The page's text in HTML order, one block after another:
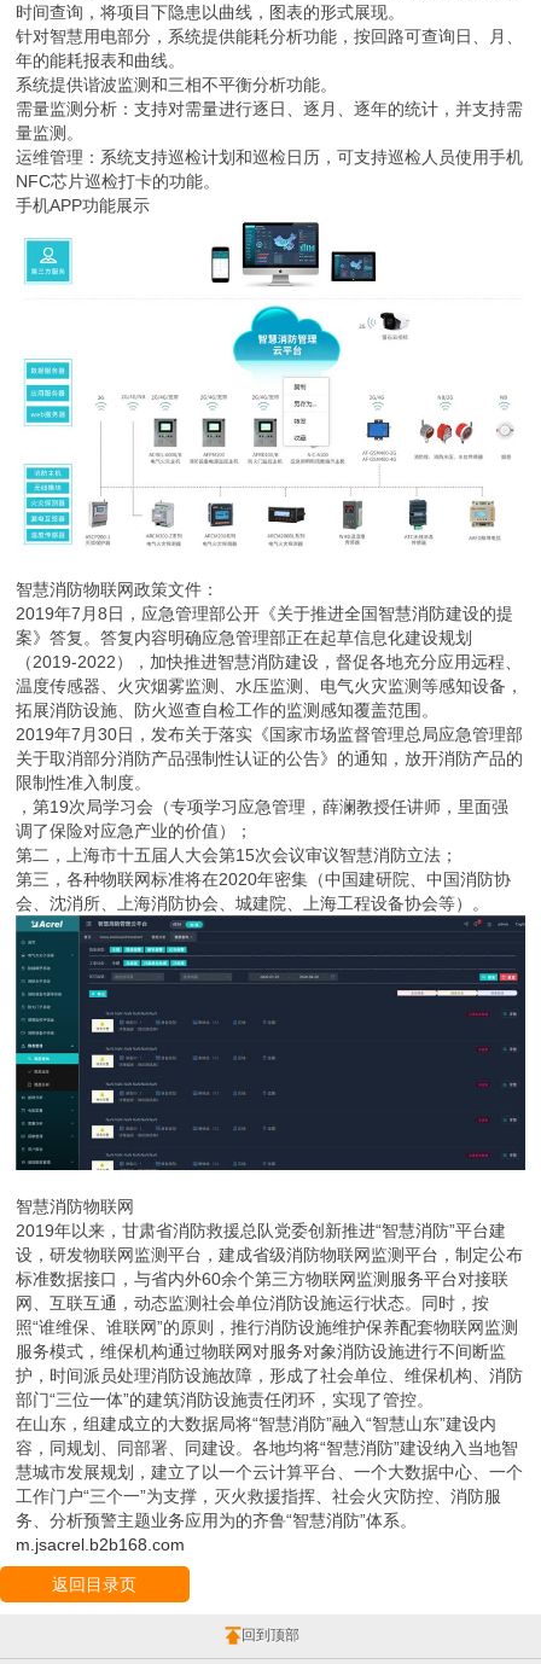
时间查询，将项目下隐患以曲线，图表的形式展现。
针对智慧用电部分，系统提供能耗分析功能，按回路可查询日、月、
年的能耗报表和曲线。
系统提供谐波监测和三相不平衡分析功能。
需量监测分析：支持对需量进行逐日、逐月、逐年的统计，并支持需
量监测。
运维管理：系统支持巡检计划和巡检日历，可支持巡检人员使用手机
NFC芯片巡检打卡的功能。
手机APP功能展示
智慧消防物联网政策文件：
2019年7月8日，应急管理部公开《关于推进全国智慧消防建设的提
案》答复。答复内容明确应急管理部正在起草信息化建设规划
（2019-2022），加快推进智慧消防建设，督促各地充分应用远程、
温度传感器、火灾烟雾监测、水压监测、电气火灾监测等感知设备，
拓展消防设施、防火巡查自检工作的监测感知覆盖范围。
2019年7月30日，发布关于落实《国家市场监督管理总局应急管理部
关于取消部分消防产品强制性认证的公告》的通知，放开消防产品的
限制性准入制度。
，第19次局学习会（专项学习应急管理，薛澜教授任讲师，里面强
调了保险对应急产业的价值）；
第二，上海市十五届人大会第15次会议审议智慧消防立法；
第三，各种物联网标准将在2020年密集（中国建研院、中国消防协
会、沈消所、上海消防协会、城建院、上海工程设备协会等）。
智慧消防物联网
2019年以来，甘肃省消防救援总队党委创新推进“智慧消防”平台建
设，研发物联网监测平台，建成省级消防物联网监测平台，制定公布
标准数据接口，与省内外60余个第三方物联网监测服务平台对接联
网、互联互通，动态监测社会单位消防设施运行状态。同时，按
照“谁维保、谁联网”的原则，推行消防设施维护保养配套物联网监测
服务模式，维保机构通过物联网对服务对象消防设施进行不间断监
护，时间派员处理消防设施故障，形成了社会单位、维保机构、消防
部门“三位一体”的建筑消防设施责任闭环，实现了管控。
在山东，组建成立的大数据局将“智慧消防”融入“智慧山东”建设内
容，同规划、同部署、同建设。各地均将“智慧消防”建设纳入当地智
慧城市发展规划，建立了以一个云计算平台、一个大数据中心、一个
工作门户“三个一”为支撑，灭火救援指挥、社会火灾防控、消防服
务、分析预警主题业务应用为的齐鲁“智慧消防”体系。
m.jsacrel.b2b168.com
返回目录页
回到顶部